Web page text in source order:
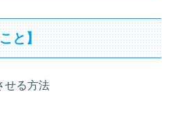
と】
せる方法